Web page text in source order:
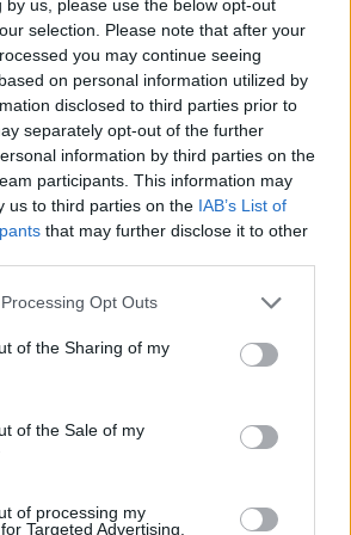
by us, please use the below opt-out
selection. Please note that after your
you may continue seeing
on personal information utilized by
disclosed to third parties prior to
separately opt-out of the further
information by third parties on the
participants. This information may
us to third parties on the IAB’s List of
that may further disclose it to other
Opt Outs
of the Sharing of my
of the Sale of my
of processing my
Targeted Advertising.
ir saldi, un sakul.
Lēzenā bļodā liec zefīrus (tā, lai
bļodas dibenu), pēc tam klāj
izkārto ogas. Pirmajā kārtā liec
– mellenes, trešajā – atkal
gatavot radoši. Būs ļoti garšīgi,
izmantot riekstus, rozīnes,
miziņas. Visu, ko vien kārojas.
ogas sablendē. Cukuru nepievieno,
saldas, turklāt zefīra kārtojuma
neliels atspirdzinošs skābumiņš